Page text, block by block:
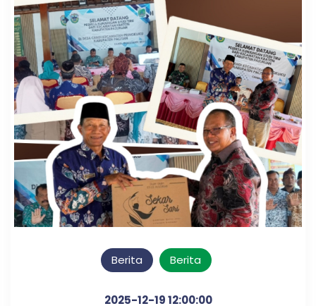
Berita Berita
2025-12-19 12:00:00